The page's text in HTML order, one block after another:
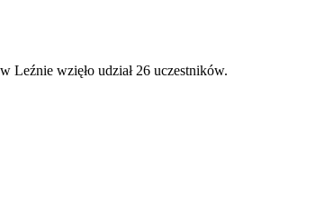
Leźnie wzięło udział 26 uczestników.